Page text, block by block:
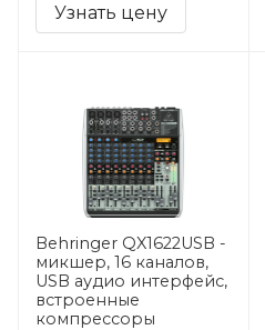
Узнать цену
Behringer QX1622USB -
микшер, 16 каналов,
USB аудио интерфейс,
встроенные
компрессоры